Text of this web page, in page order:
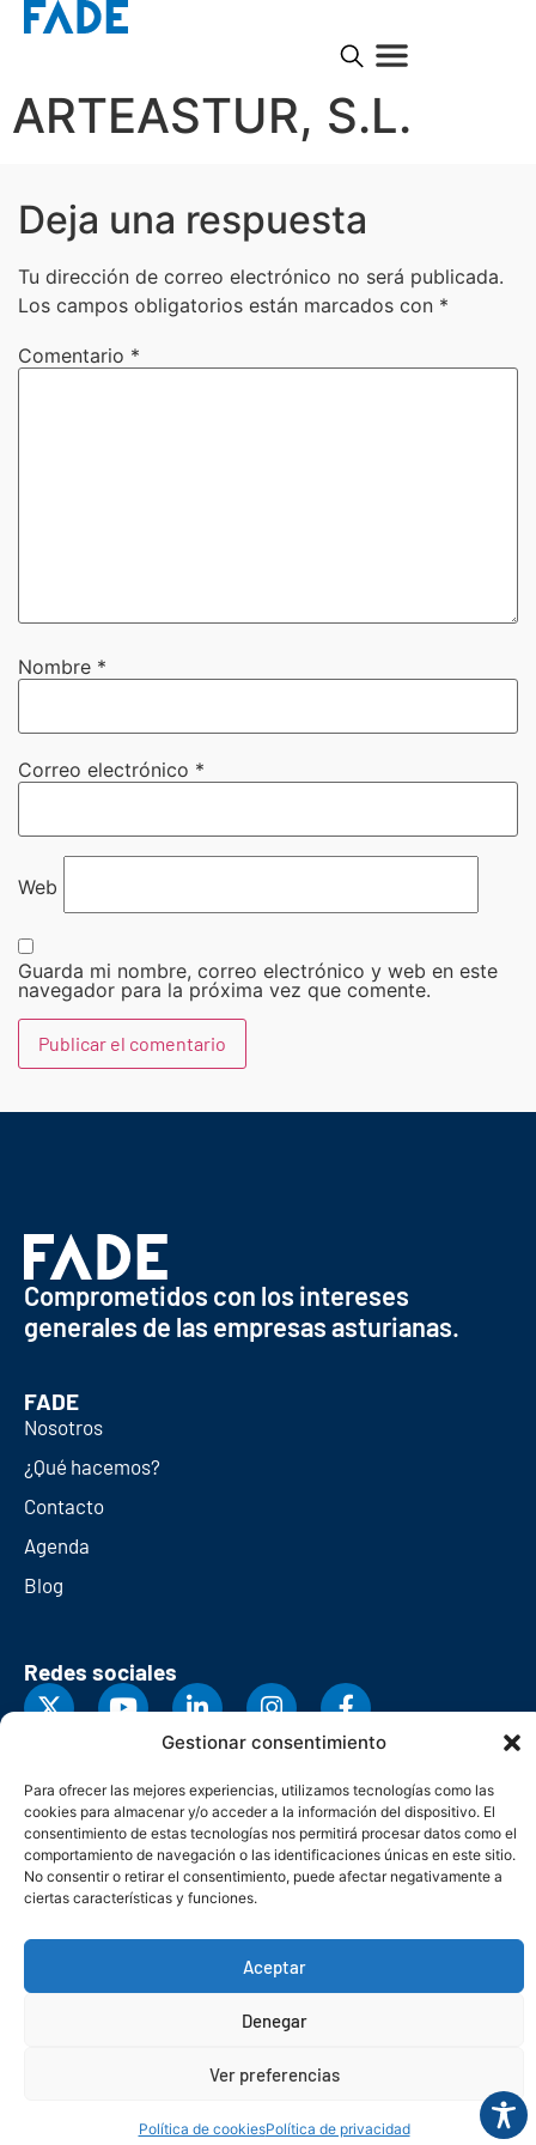
Gestionar consentimiento
Para ofrecer las mejores experiencias, utilizamos tecnologías como las
cookies para almacenar y/o acceder a la información del dispositivo. El
consentimiento de estas tecnologías nos permitirá procesar datos como el
comportamiento de navegación o las identificaciones únicas en este sitio.
No consentir o retirar el consentimiento, puede afectar negativamente a
ciertas características y funciones.
Aceptar
Denegar
Ver preferencias
Política de cookiesPolítica de privacidad
ARTEASTUR, S.L.
Deja una respuesta
Tu dirección de correo electrónico no será publicada.
Los campos obligatorios están marcados con *
Comentario *
Nombre *
Correo electrónico *
Web
Guarda mi nombre, correo electrónico y web en este
navegador para la próxima vez que comente.
Comprometidos con los intereses
generales de las empresas asturianas.
FADE
Nosotros
¿Qué hacemos?
Contacto
Agenda
Blog
Redes sociales
© Copyright 2026. Federación Asturiana de Empresarios
Política de cookies